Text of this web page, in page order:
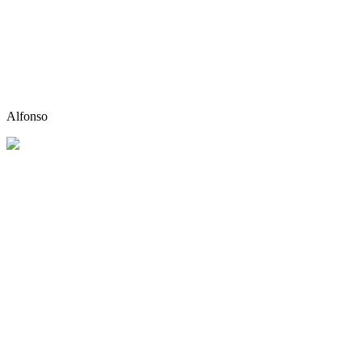
Alfonso